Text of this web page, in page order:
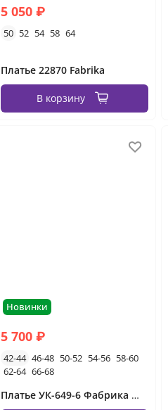
5 050 ₽
50 52 54 58 64
Платье 22870 Fabrika
В корзину
Новинки
5 700 ₽
42-44 46-48 50-52 54-56 58-60
62-64 66-68
Платье УК-649-6 Фабрика Моды